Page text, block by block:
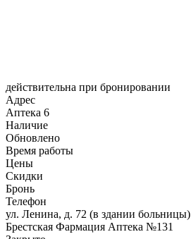
действительна при бронировании
Адрес
Аптека 6
Наличие
Обновлено
Время работы
Цены
Скидки
Бронь
Телефон
ул. Ленина, д. 72 (в здании больницы)
Брестская Фармация Аптека №131